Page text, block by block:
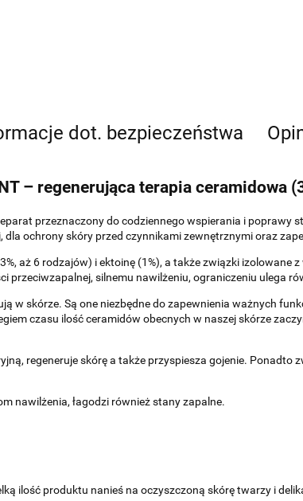
dot. bezpieczeństwa
– regenerująca terapia ceramidowa
przeznaczony do codziennego wspierania i poprawy
ochrony skóry przed czynnikami zewnętrznymi oraz
aż 6 rodzajów) i ektoinę (1%), a także związki
przeciwzapalnej, silnemu nawilżeniu, ograniczeniu ulega
w skórze. Są one niezbędne do zapewnienia ważnych
czasu ilość ceramidów obecnych w naszej skórze
regeneruje skórę a także przyspiesza gojenie. Ponadto
nawilżenia, łagodzi również stany zapalne.
ilość produktu nanieś na oczyszczoną skórę twarzy i